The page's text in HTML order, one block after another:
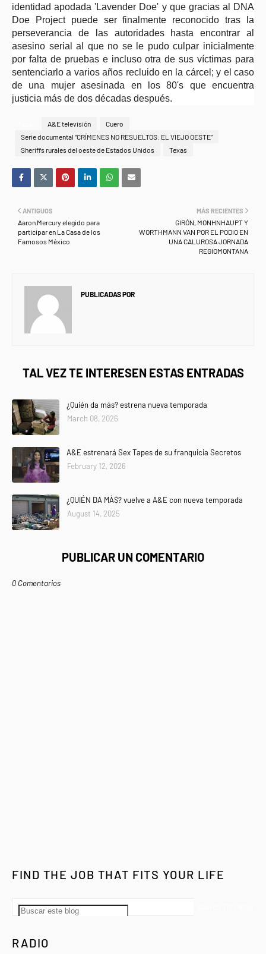
identidad apodada 'Lavender Doe' y que gracias al DNA
Doe Project puede ser finalmente reconocido tras la
perseverancia de las autoridades hasta encontrar al
asesino serial al que no se le pudo culpar inicialmente
por falta de pruebas e incluso otra de sus víctimas para
sentenciarlo a varios años recluido en la cárcel; y el caso
de una mujer asesinada en los 80's que encuentra
justicia más de dos décadas después.
A&E televisión
Cuero
Serie documental “CRÍMENES NO RESUELTOS: EL VIEJO OESTE”
Sheriffs rurales del oeste de Estados Unidos
Texas
MÁS RECIENTES
GIRÓN, MONHNHAUPT Y
WORTHMANN VAN POR EL PODIO EN
UNA CALUROSA JORNADA
REGIOMONTANA
ANTIGUOS
Aaron Mercury elegido para
participar en La Casa de los
Famosos México
PUBLICADAS POR
TAL VEZ TE INTERESEN ESTAS ENTRADAS
¿Quién da más? estrena nueva temporada
March 08, 2026
A&E estrenará Sex Tapes de su franquicia Secretos
February 12, 2026
¿QUIÉN DA MÁ$? vuelve a A&E con nueva temporada
August 14, 2025
PUBLICAR UN COMENTARIO
0 Comentarios
FIND THE JOB THAT FITS YOUR LIFE
RADIO